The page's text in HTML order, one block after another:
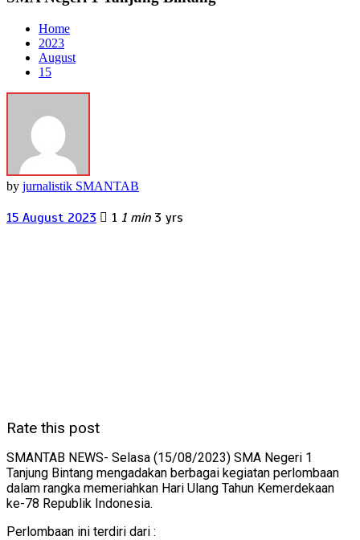
Home
2023
August
15
by jurnalistik SMANTAB
15 August 2023 1 1 min 3 yrs
Rate this post
SMANTAB NEWS- Selasa (15/08/2023) SMA Negeri 1
Tanjung Bintang mengadakan berbagai kegiatan perlombaan
dalam rangka memeriahkan Hari Ulang Tahun Kemerdekaan
ke-78 Republik Indonesia.
Perlombaan ini terdiri dari :